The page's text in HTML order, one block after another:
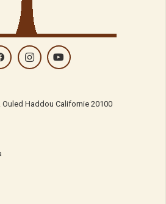
Ouled Haddou Californie 20100